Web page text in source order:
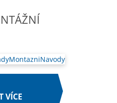
VÍCE